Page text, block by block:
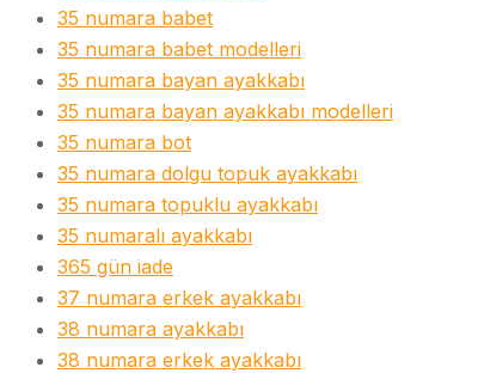
35 numara babet
35 numara babet modelleri
35 numara bayan ayakkabı
35 numara bayan ayakkabı modelleri
35 numara bot
35 numara dolgu topuk ayakkabı
35 numara topuklu ayakkabı
35 numaralı ayakkabı
365 gün iade
37 numara erkek ayakkabı
38 numara ayakkabı
38 numara erkek ayakkabı